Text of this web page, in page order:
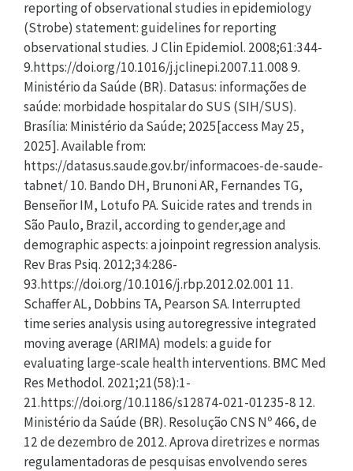
reporting of observational studies in epidemiology
(Strobe) statement: guidelines for reporting
observational studies. J Clin Epidemiol. 2008;61:344-
9.https://doi.org/10.1016/j.jclinepi.2007.11.008 9.
Ministério da Saúde (BR). Datasus: informações de
saúde: morbidade hospitalar do SUS (SIH/SUS).
Brasília: Ministério da Saúde; 2025[access May 25,
2025]. Available from:
https://datasus.saude.gov.br/informacoes-de-saude-
tabnet/ 10. Bando DH, Brunoni AR, Fernandes TG,
Benseñor IM, Lotufo PA. Suicide rates and trends in
São Paulo, Brazil, according to gender,age and
demographic aspects: a joinpoint regression analysis.
Rev Bras Psiq. 2012;34:286-
93.https://doi.org/10.1016/j.rbp.2012.02.001 11.
Schaffer AL, Dobbins TA, Pearson SA. Interrupted
time series analysis using autoregressive integrated
moving average (ARIMA) models: a guide for
evaluating large-scale health interventions. BMC Med
Res Methodol. 2021;21(58):1-
21.https://doi.org/10.1186/s12874-021-01235-8 12.
Ministério da Saúde (BR). Resolução CNS Nº 466, de
12 de dezembro de 2012. Aprova diretrizes e normas
regulamentadoras de pesquisas envolvendo seres